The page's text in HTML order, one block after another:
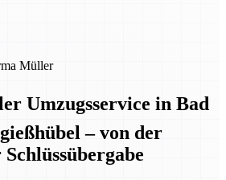
Müller
Umzugsservice in Bad
– von der